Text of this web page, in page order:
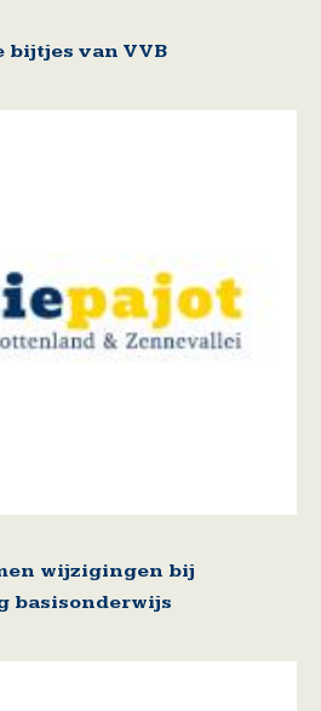
bijtjes van VVB
wijzigingen bij
basisonderwijs